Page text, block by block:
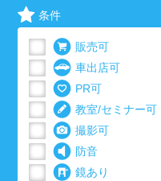
条件
販売可
車出店可
PR可
教室/セミナー可
撮影可
防音
鏡あり